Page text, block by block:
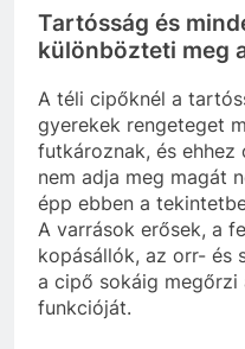
Tartósság és
különbözteti meg
A téli cipőknél a
gyerekek rengeteget
futkároznak, és ehhez
nem adja meg magát
épp ebben a
A varrások erősek, a
kopásállók, az orr- és
a cipő sokáig
funkcióját.